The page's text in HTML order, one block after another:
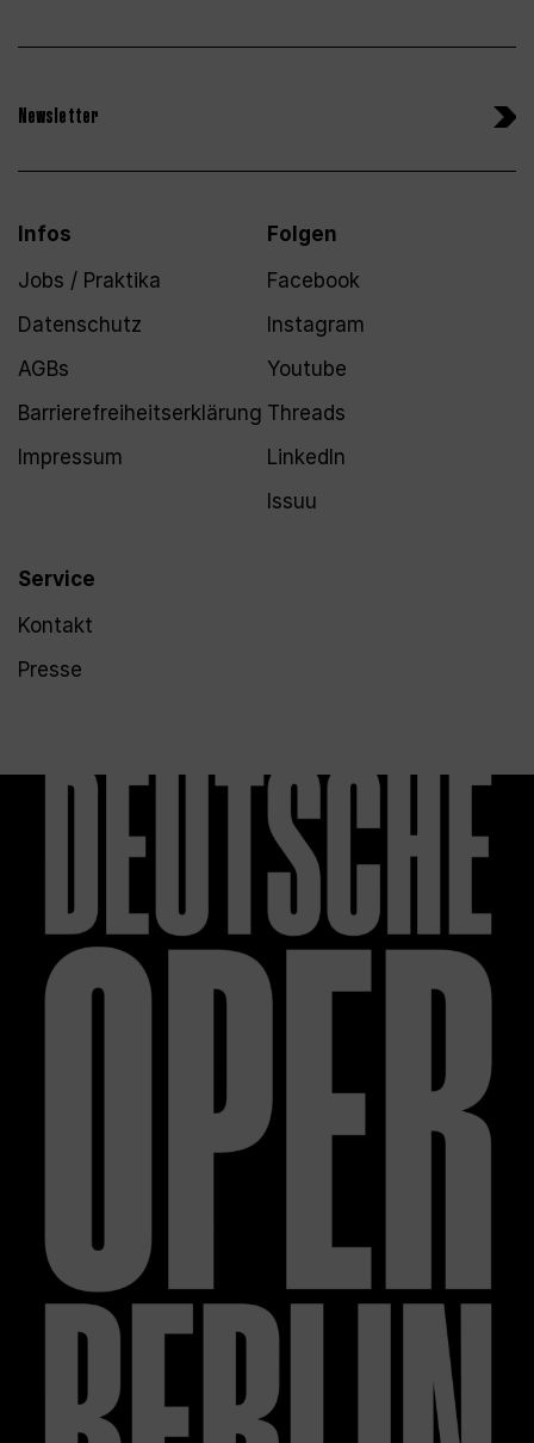
Newsletter
Infos
Jobs / Praktika
Datenschutz
AGBs
Barrierefreiheitserklärung
Impressum
Service
Kontakt
Presse
Folgen
Facebook
Instagram
Youtube
Threads
LinkedIn
Issuu